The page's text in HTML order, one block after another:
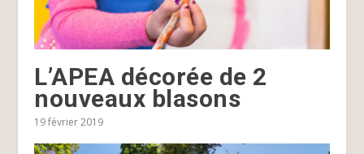
L’APEA décorée de 2
nouveaux blasons
19 février 2019